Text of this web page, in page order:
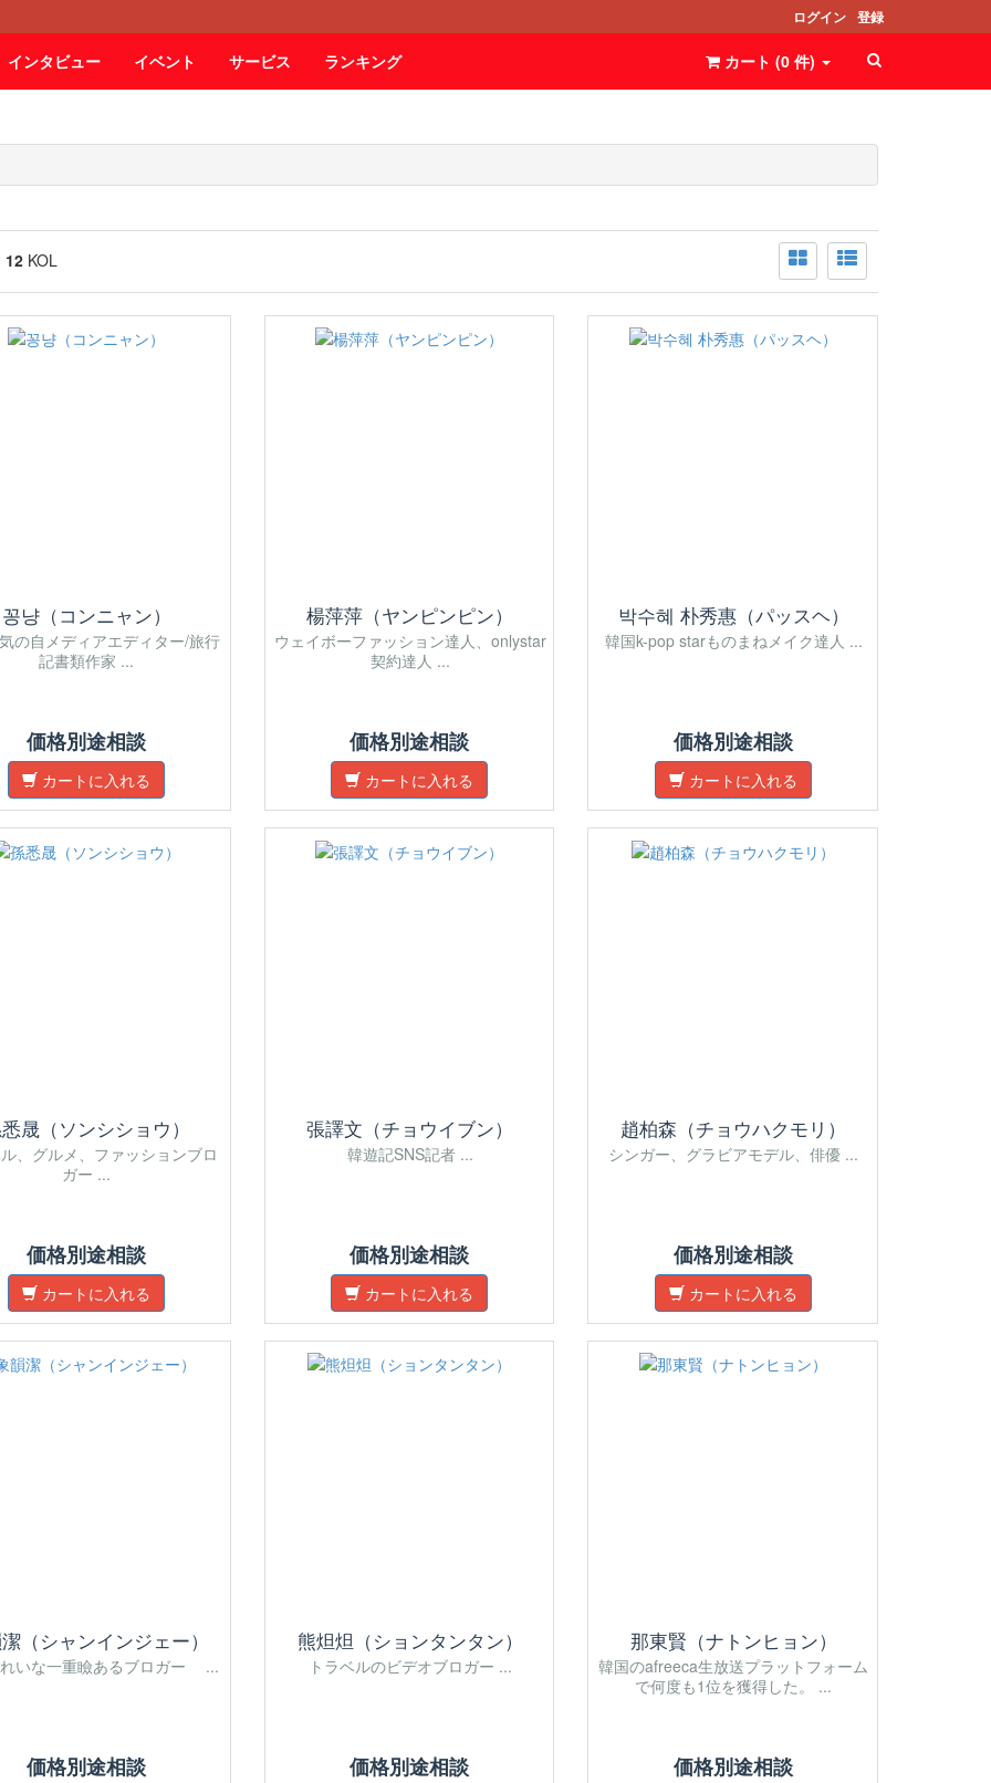
ログイン 登録
インタビュー イベント サービス ランキング カート (0 件)
12KOL
꽁냥（コンニャン）
の自メディアエディター/旅行
記書類作家 ...
価格別途相談
カートに入れる
楊萍萍（ヤンピンピン）
ウェイボーファッション達人、onlystar
契約達人 ...
価格別途相談
カートに入れる
박수혜 朴秀惠（パッスヘ）
韓国k-pop starものまねメイク達人 ...
価格別途相談
カートに入れる
晟（ソンシショウ）
、グルメ、ファッションブロ
ガー ...
価格別途相談
カートに入れる
張譯文（チョウイブン）
韓遊記SNS記者 ...
価格別途相談
カートに入れる
趙柏森（チョウハクモリ）
シンガー、グラビアモデル、俳優 ...
価格別途相談
カートに入れる
（シャンインジェー）
いな一重瞼あるブロガー ...
価格別途相談
熊炟炟（ションタンタン）
トラベルのビデオブロガー ...
価格別途相談
那東賢（ナトンヒョン）
韓国のafreeca生放送プラットフォーム
で何度も1位を獲得した。 ...
価格別途相談